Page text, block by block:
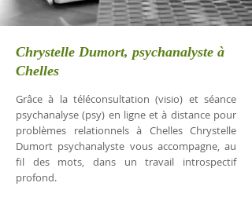
Chrystelle Dumort, psychanalyste à
Chelles
Grâce à la téléconsultation (visio) et séance
psychanalyse (psy) en ligne et à distance pour
problèmes relationnels à Chelles Chrystelle
Dumort psychanalyste vous accompagne, au
fil des mots, dans un travail introspectif
profond.